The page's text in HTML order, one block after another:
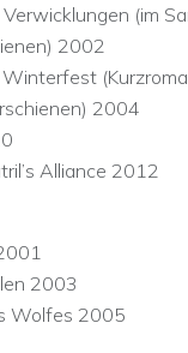
(im
2002
2004
Alliance 2012
2003
Wolfes 2005